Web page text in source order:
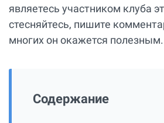
являетесь участником клуба
стесняйтесь, пишите
многих он окажется полезным.
Содержание